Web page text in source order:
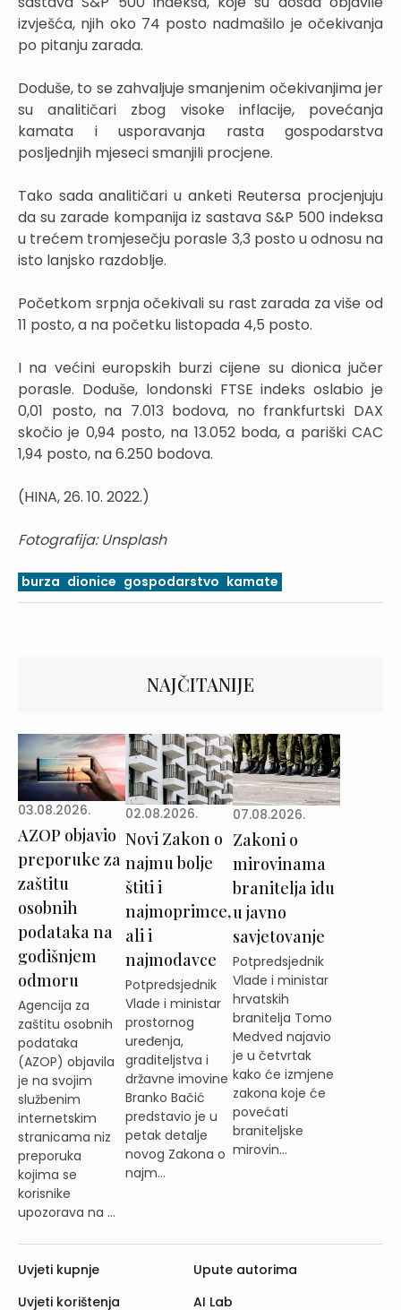
izvješća, njih oko 74 posto nadmašilo je očekivanja
po pitanju zarada.
Doduše, to se zahvaljuje smanjenim očekivanjima jer
su analitičari zbog visoke inflacije, povećanja
kamata i usporavanja rasta gospodarstva
posljednjih mjeseci smanjili procjene.
Tako sada analitičari u anketi Reutersa procjenjuju
da su zarade kompanija iz sastava S&P 500 indeksa
u trećem tromjesečju porasle 3,3 posto u odnosu na
isto lanjsko razdoblje.
Početkom srpnja očekivali su rast zarada za više od
11 posto, a na početku listopada 4,5 posto.
I na većini europskih burzi cijene su dionica jučer
porasle. Doduše, londonski FTSE indeks oslabio je
0,01 posto, na 7.013 bodova, no frankfurtski DAX
skočio je 0,94 posto, na 13.052 boda, a pariški CAC
1,94 posto, na 6.250 bodova.
(HINA, 26. 10. 2022.)
Fotografija: Unsplash
burza dionice gospodarstvo kamate
NAJČITANIJE
03.08.2026.
AZOP objavio
preporuke za
zaštitu
osobnih
podataka na
godišnjem
odmoru
Agencija za
zaštitu osobnih
podataka
(AZOP) objavila
je na svojim
službenim
internetskim
stranicama niz
preporuka
kojima se
korisnike
upozorava na ...
02.08.2026.
Novi Zakon o
najmu bolje
štiti i
najmoprimce,
ali i
najmodavce
Potpredsjednik
Vlade i ministar
prostornog
uređenja,
graditeljstva i
državne imovine
Branko Bačić
predstavio je u
petak detalje
novog Zakona o
najm...
07.08.2026.
Zakoni o
mirovinama
branitelja idu
u javno
savjetovanje
Potpredsjednik
Vlade i ministar
hrvatskih
branitelja Tomo
Medved najavio
je u četvrtak
kako će izmjene
zakona koje će
povećati
braniteljske
mirovin...
Uvjeti kupnje
Uvjeti korištenja
Upute autorima
AI Lab